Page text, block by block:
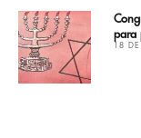
para
18